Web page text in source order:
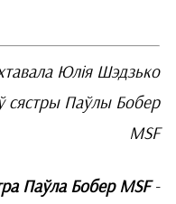
Юлія Шэдзько
сястры Паўлы Бобер
MSF
Паўла Бобер MSF-